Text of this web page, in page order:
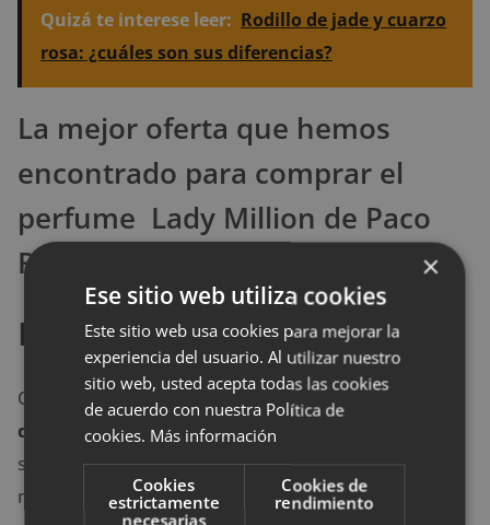
Quizá te interese leer: Rodillo de jade y cuarzo
rosa: ¿cuáles son sus diferencias?
La mejor oferta que hemos
encontrado para comprar el
perfume Lady Million de Paco
Rabanne
Knot de Bottega Veneta
Otra de las fragancias favoritas del inverno es
de Bottega Veneta . Tiene un aroma exclusivo, muy
suave, que te ayuda a estar perfecta y ser discreta al
mismo tiempo, siempre ofreciendo ese toque de
×
Ese sitio web utiliza cookies
Este sitio web usa cookies para mejorar la
experiencia del usuario. Al utilizar nuestro
sitio web, usted acepta todas las cookies
de acuerdo con nuestra Política de
cookies. Más información
Cookies
estrictamente
necesarias
Cookies de
rendimiento